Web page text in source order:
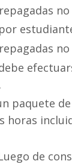
paquete
horas
de